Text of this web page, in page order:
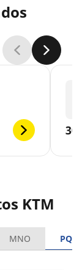
KTM
MNO PQRS